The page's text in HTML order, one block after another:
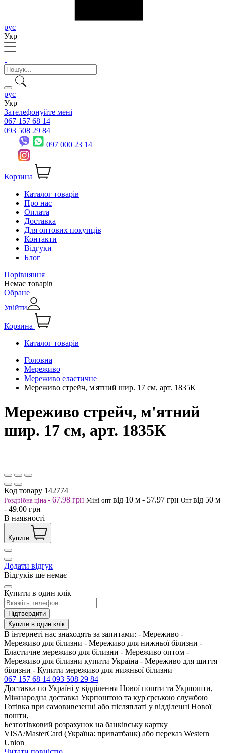
рус
Укр
рус
Укр
Зателефонуйте мені
067 157 68 14
093 508 29 84
097 000 23 14
Корзина
Каталог товарів
Про нас
Оплата
Доставка
Для оптових покупців
Контакти
Відгуки
Блог
Порівняння
Немає товарів
Обране
Увійти
Корзина
Каталог товарів
Головна
Мереживо
Мереживо еластичне
Мереживо стрейч, м'ятний шир. 17 см, арт. 1835К
Мереживо стрейч, м'ятний
шир. 17 см, арт. 1835К
Код товару 142774
Роздрібна ціна - 67.98 грн Міні опт від 10 м - 57.97 грн Опт від 50 м
- 49.00 грн
В наявності
Купити
Додати відгук
Відгуків ще немає
Купити в один клік
Підтвердити
Купити в один клік
В інтернеті нас знаходять за запитами: - Мереживо -
Мереживо для білизни - Мереживо для нижньої білизни -
Еластичне мереживо для білизни - Мереживо оптом -
Мереживо для білизни купити Україна - Мереживо для шиття
білизни - Купити мереживо для нижньої білизни
067 157 68 14 093 508 29 84
Доставка по Україні у відділення Нової пошти та Укрпошти,
Міжнародна доставка Укрпоштою та кур'єрською службою
Готівка при самовивезенні або післяплаті у відділенні Нової
пошти,
Безготівковий розрахунок на банківську картку
VISA/MasterCard (Україна: приватбанк) або переказ Western
Union